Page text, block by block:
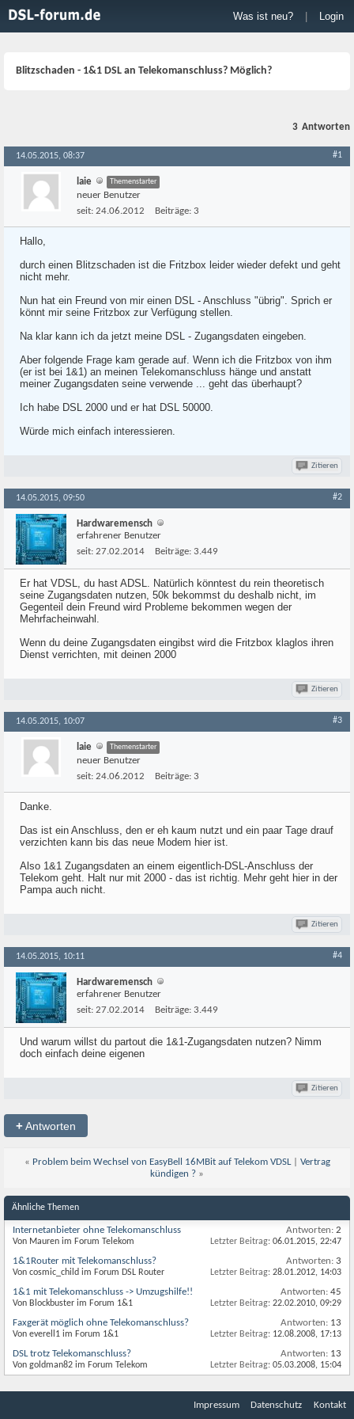
Was ist neu? Login
Blitzschaden - 1&1 DSL an Telekomanschluss? Möglich?
3 Antworten
14.05.2015, 08:37 #1
laie Themenstarter
neuer Benutzer
seit: 24.06.2012 Beiträge: 3
Hallo,
durch einen Blitzschaden ist die Fritzbox leider wieder defekt und geht
nicht mehr.
Nun hat ein Freund von mir einen DSL - Anschluss "übrig". Sprich er
könnt mir seine Fritzbox zur Verfügung stellen.
Na klar kann ich da jetzt meine DSL - Zugangsdaten eingeben.
Aber folgende Frage kam gerade auf. Wenn ich die Fritzbox von ihm
(er ist bei 1&1) an meinen Telekomanschluss hänge und anstatt
meiner Zugangsdaten seine verwende ... geht das überhaupt?
Ich habe DSL 2000 und er hat DSL 50000.
Würde mich einfach interessieren.
Zitieren
14.05.2015, 09:50 #2
Hardwaremensch
erfahrener Benutzer
seit: 27.02.2014 Beiträge: 3.449
Er hat VDSL, du hast ADSL. Natürlich könntest du rein theoretisch
seine Zugangsdaten nutzen, 50k bekommst du deshalb nicht, im
Gegenteil dein Freund wird Probleme bekommen wegen der
Mehrfacheinwahl.
Wenn du deine Zugangsdaten eingibst wird die Fritzbox klaglos ihren
Dienst verrichten, mit deinen 2000
Zitieren
14.05.2015, 10:07 #3
laie Themenstarter
neuer Benutzer
seit: 24.06.2012 Beiträge: 3
Danke.
Das ist ein Anschluss, den er eh kaum nutzt und ein paar Tage drauf
verzichten kann bis das neue Modem hier ist.
Also 1&1 Zugangsdaten an einem eigentlich-DSL-Anschluss der
Telekom geht. Halt nur mit 2000 - das ist richtig. Mehr geht hier in der
Pampa auch nicht.
Zitieren
14.05.2015, 10:11 #4
Hardwaremensch
erfahrener Benutzer
seit: 27.02.2014 Beiträge: 3.449
Und warum willst du partout die 1&1-Zugangsdaten nutzen? Nimm
doch einfach deine eigenen
Zitieren
+Antworten
« Problem beim Wechsel von EasyBell 16MBit auf Telekom VDSL| Vertrag
kündigen ? »
Ähnliche Themen
Internetanbieter ohne Telekomanschluss
Von Mauren im Forum Telekom
Antworten: 2
Letzter Beitrag: 06.01.2015, 22:47
1&1Router mit Telekomanschluss?
Von cosmic_child im Forum DSL Router
Antworten: 3
Letzter Beitrag: 28.01.2012, 14:03
1&1 mit Telekomanschluss -> Umzugshilfe!!
Von Blockbuster im Forum 1&1
Antworten: 45
Letzter Beitrag: 22.02.2010, 09:29
Faxgerät möglich ohne Telekomanschluss?
Von everell1 im Forum 1&1
Antworten: 13
Letzter Beitrag: 12.08.2008, 17:13
DSL trotz Telekomanschluss?
Von goldman82 im Forum Telekom
Antworten: 13
Letzter Beitrag: 05.03.2008, 15:04
Impressum Datenschutz Kontakt